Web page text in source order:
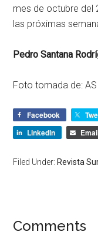
mes de octubre del
las próximas
Pedro Santana
Foto tomada de:
Facebook
LinkedIn
Filed Under: Revista
Comments